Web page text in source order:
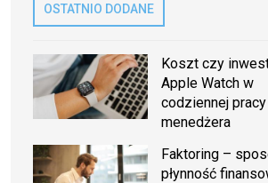
OSTATNIO DODANE
Koszt czy
Apple Watch w
codziennej pracy
menedżera
Faktoring –
płynność